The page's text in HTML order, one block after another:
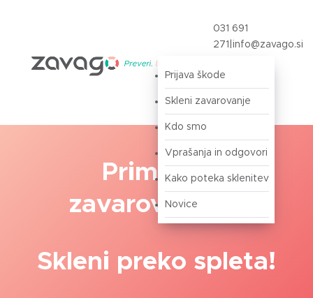
031 691
271 info@zavago.si
Prijava škode
Skleni zavarovanje
Kdo smo
Vprašanja in odgovori
Kako poteka sklenitev
Novice
Primerjaj
zavarovalnice!
Skleni preko spleta!